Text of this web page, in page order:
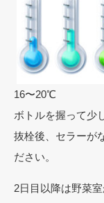
16〜20℃
ボトルを握って少
抜栓後、セラーが
ださい。
2日目以降は野菜